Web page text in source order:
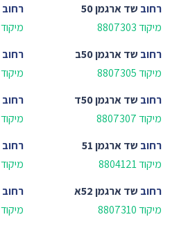
רחוב שד ארגמן 50
מיקוד 8807303
רחוב
מיקוד 8807304
רחוב שד ארגמן 50ב
מיקוד 8807305
רחוב
מיקוד 8807306
רחוב שד ארגמן 50ד
מיקוד 8807307
רחוב
מיקוד 8807308
רחוב שד ארגמן 51
מיקוד 8804121
רחוב
מיקוד 8807309
רחוב שד ארגמן 52א
מיקוד 8807310
רחוב
מיקוד 8807311